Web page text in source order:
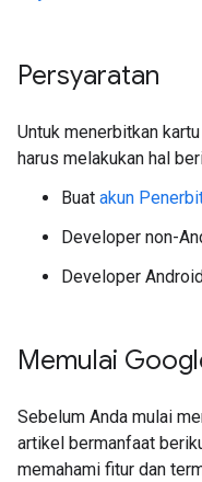
Persyaratan
Untuk menerbitkan
harus melakukan hal
Buat akun
Developer non-
Developer
Memulai
Sebelum Anda mulai
artikel bermanfaat
memahami fitur dan